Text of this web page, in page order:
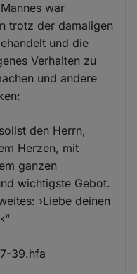
war
trotz der damaligen
und die
Verhalten zu
und andere
den Herrn,
Herzen, mit
ganzen
wichtigste Gebot.
›Liebe deinen
39.hfa